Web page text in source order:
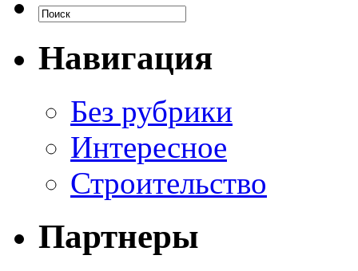
Навигация
Без рубрики
Интересное
Строительство
Партнеры